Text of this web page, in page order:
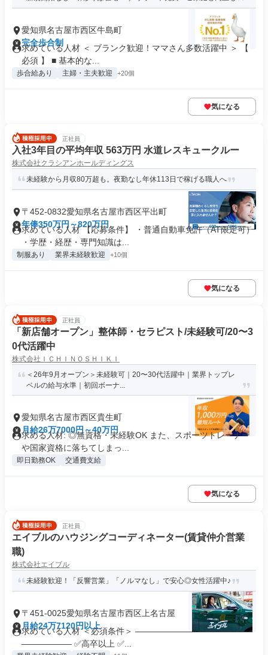
愛知県名古屋市西区牛島町
完全歩合制
求めている人材 ＜ ブランク歓迎！ママさん多数活躍中 ＞ 【
必須 】 ■ 基本的な...
歩合給あり 主婦・主夫歓迎 +20個
気になる
正社員
入社3年目の平均年収 563万円 水道レスキュークルー
株式会社クラシアンホールディングス
未経験から月収80万超も。夜勤なし年休113日で稼げる職人へ
〒452-0832愛知県名古屋市西区平出町
年俸350万円～820万円
求めている人材 【応募条件】 ・普通自動車免許（AT限定可）
・学歴・経歴・専門知識は...
制服あり 業界未経験歓迎 +10個
気になる
正社員
「新店舗オープン」整体師・セラピスト/未経験可/20〜3
0代活躍中
株式会社ＩＣＨＩＮＯＳＨＩＫＩ
＜26年9月オープン＞未経験可｜20〜30代活躍中｜業界トップレ
ベルの給与水準｜初回ボーナ...
愛知県名古屋市西区貴生町
月給26万7000円～40万円
求める人材: ◎無資格・未経験OK また、スポーツトレーナー
や国家資格に落ちてしまっ...
即日勤務OK 交通費支給
気になる
正社員
エイブルのハウジングコーディネーター(賃貸仲介営業
職)
株式会社エイブル
未経験歓迎！「反響営業」「ノルマなし」で安心◎女性活躍中♪
〒451-0025愛知県名古屋市西区上名古屋
月給24万7120円以上
求めている人材 ＜必須条件＞ ――――――――――――――
―――――― ✅高卒以上 ✅...